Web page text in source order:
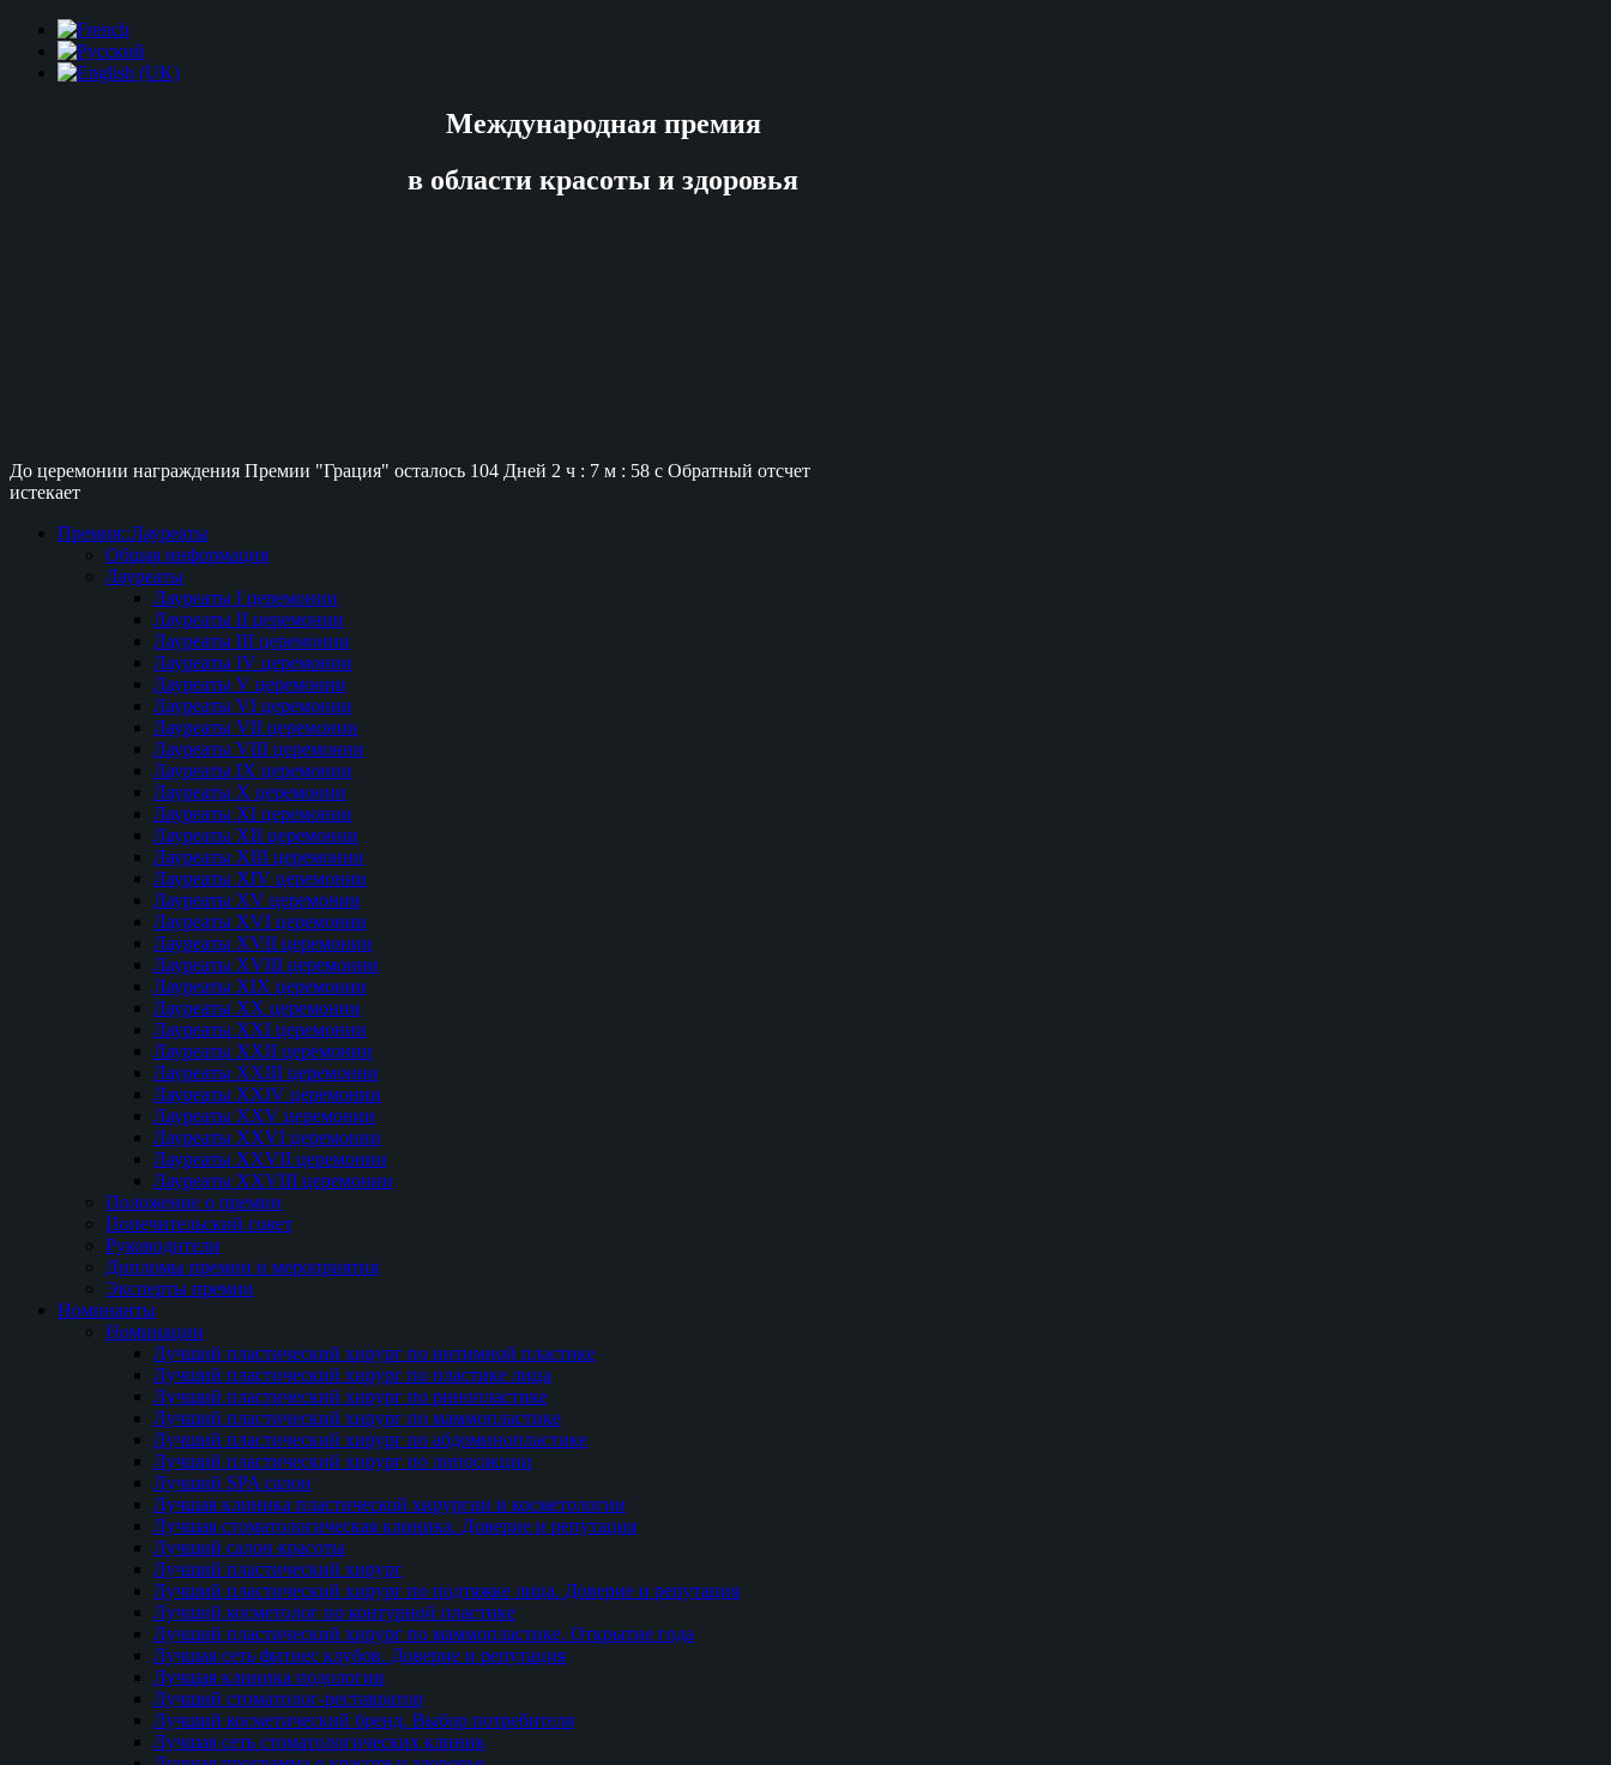
Международная премия
в области красоты и здоровья
До церемонии награждения Премии "Грация" осталось 104 Дней 2 ч : 7 м : 57 с Обратный отсчет
истекает
Премия::Лауреаты
Общая информация
Лауреаты
Лауреаты I церемонии
Лауреаты II церемонии
Лауреаты III церемонии
Лауреаты IV церемонии
Лауреаты V церемонии
Лауреаты VI церемонии
Лауреаты VII церемонии
Лауреаты VIII церемонии
Лауреаты IX церемонии
Лауреаты Х церемонии
Лауреаты XI церемонии
Лауреаты XII церемонии
Лауреаты XIII церемонии
Лауреаты XIV церемонии
Лауреаты XV церемонии
Лауреаты XVI церемонии
Лауреаты XVII церемонии
Лауреаты XVIII церемонии
Лауреаты XIX церемонии
Лауреаты XX церемонии
Лауреаты XXI церемонии
Лауреаты XXII церемонии
Лауреаты XXIII церемонии
Лауреаты XXIV церемонии
Лауреаты XXV церемонии
Лауреаты XXVI церемонии
Лауреаты XXVII церемонии
Лауреаты XXVIII церемонии
Положение о премии
Попечительский совет
Руководители
Дипломы премии и мероприятия
Эксперты премии
Номинанты
Номинации
Лучший пластический хирург по интимной пластике
Лучший пластический хирург по пластике лица
Лучший пластический хирург по ринопластике
Лучший пластический хирург по маммопластике
Лучший пластический хирург по абдоминопластике
Лучший пластический хирург по липосакции
Лучший SPA салон
Лучшая клиника пластической хирургии и косметологии
Лучшая стоматологическая клиника. Доверие и репутация
Лучший салон красоты
Лучший пластический хирург
Лучший пластический хирург по подтяжке лица. Доверие и репутация
Лучший косметолог по контурной пластике
Лучший пластический хирург по маммопластике. Открытие года
Лучшая сеть фитнес клубов. Доверие и репутация
Лучшая клиника подологии
Лучший стоматолог-реставратор
Лучший косметический бренд. Выбор потребителя
Лучшая сеть стоматологических клиник